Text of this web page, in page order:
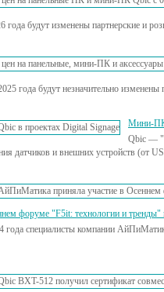
года будут изменены партнерские и
года будут незначительно
Мини-ПК
Qbiс —
датчиков и внешних устройств (от
форуме "F5it: технологии и тренды"
года специалисты компании